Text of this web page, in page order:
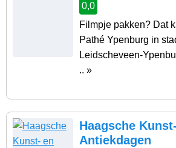
0,0
Filmpje pakken? Dat
Pathé Ypenburg in
Leidscheveen-
.. »
Haagsche
Antiekdagen